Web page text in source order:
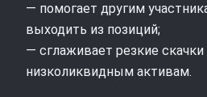
— помогает другим
выходить из позиций;
— сглаживает резкие
низколиквидным активам.